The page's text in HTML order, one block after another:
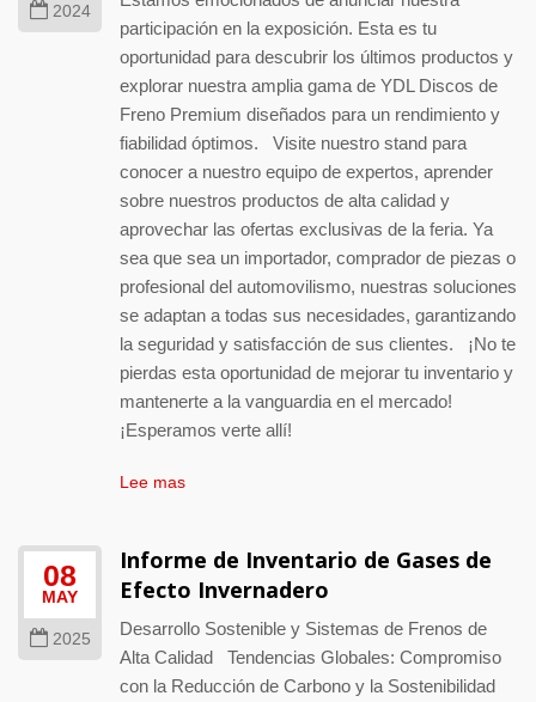
2024
participación en la exposición. Esta es tu
oportunidad para descubrir los últimos productos y
explorar nuestra amplia gama de YDL Discos de
Freno Premium diseñados para un rendimiento y
fiabilidad óptimos. Visite nuestro stand para
conocer a nuestro equipo de expertos, aprender
sobre nuestros productos de alta calidad y
aprovechar las ofertas exclusivas de la feria. Ya
sea que sea un importador, comprador de piezas o
profesional del automovilismo, nuestras soluciones
se adaptan a todas sus necesidades, garantizando
la seguridad y satisfacción de sus clientes. ¡No te
pierdas esta oportunidad de mejorar tu inventario y
mantenerte a la vanguardia en el mercado!
¡Esperamos verte allí!
Lee mas
08
MAY
2025
Informe de Inventario de Gases de
Efecto Invernadero
Desarrollo Sostenible y Sistemas de Frenos de
Alta Calidad Tendencias Globales: Compromiso
con la Reducción de Carbono y la Sostenibilidad